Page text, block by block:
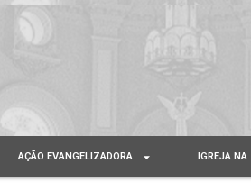
AÇÃO EVANGELIZADORA IGREJA NA